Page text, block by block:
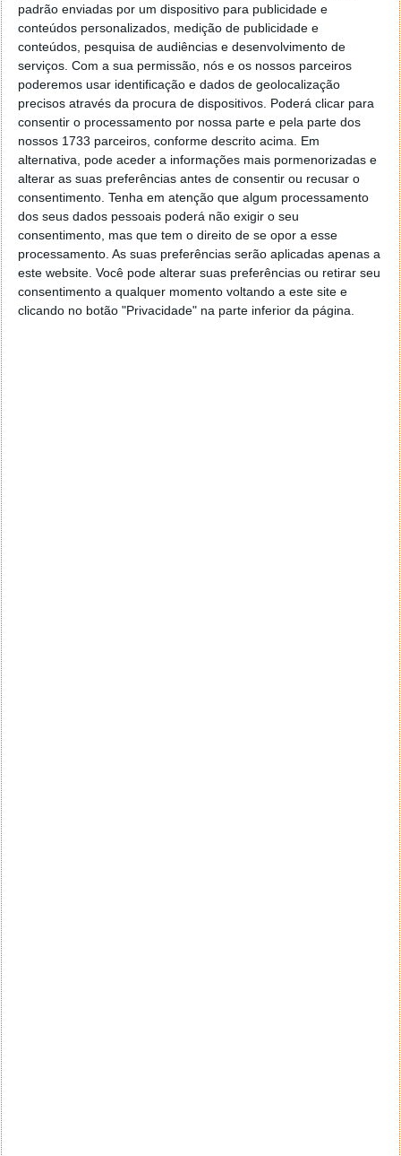
padrão enviadas por um dispositivo para publicidade e
conteúdos personalizados, medição de publicidade e
conteúdos, pesquisa de audiências e desenvolvimento de
serviços. Com a sua permissão, nós e os nossos parceiros
poderemos usar identificação e dados de geolocalização
precisos através da procura de dispositivos. Poderá clicar para
consentir o processamento por nossa parte e pela parte dos
nossos 1733 parceiros, conforme descrito acima. Em
alternativa, pode aceder a informações mais pormenorizadas e
alterar as suas preferências antes de consentir ou recusar o
consentimento. Tenha em atenção que algum processamento
dos seus dados pessoais poderá não exigir o seu
consentimento, mas que tem o direito de se opor a esse
processamento. As suas preferências serão aplicadas apenas a
este website. Você pode alterar suas preferências ou retirar seu
consentimento a qualquer momento voltando a este site e
clicando no botão "Privacidade" na parte inferior da página.
E Porque Hoje é Sexta
03 JUL 2026·HUMOR 2 COMENTÁRIOS
Já está tudo a arder pelo país fora. A natureza… não
pode ver uma palha seca, um arbusto mais
desidratado que trata de iniciar uma ignição e
provocar um incêndio… venham daí esses presentes!